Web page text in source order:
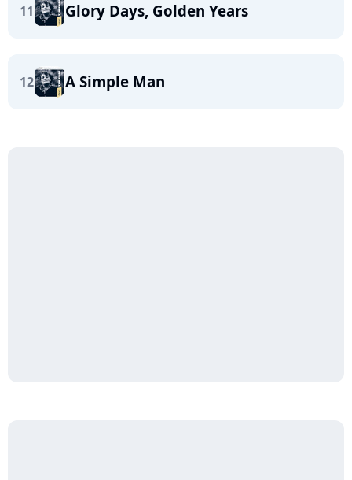
11 Glory Days, Golden Years
12 A Simple Man